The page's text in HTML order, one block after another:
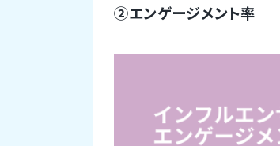
②エンゲージメント率